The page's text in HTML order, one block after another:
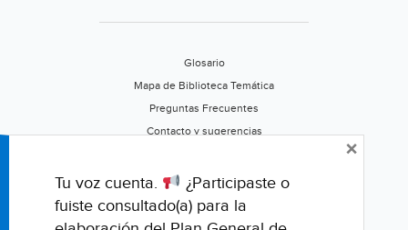
Glosario
Mapa de Biblioteca Temática
Preguntas Frecuentes
Contacto y sugerencias
Califica este portal
Tu voz cuenta.
¿Participaste o
fuiste consultado(a) para la
×